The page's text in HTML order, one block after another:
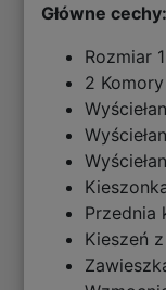
Główne cechy:
Rozmiar
2 Komory
Przednia
Kieszeń